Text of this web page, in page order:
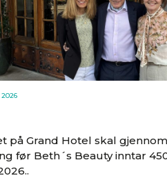
på Grand Hotel skal
før Beth´s Beauty inntar